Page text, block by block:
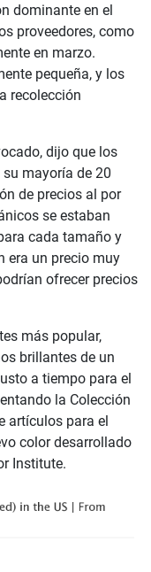
dominante en el
proveedores, como
en marzo.
pequeña, y los
recolección
dijo que los
mayoría de 20
de precios al por
se estaban
cada tamaño y
era un precio muy
ofrecer precios
más popular,
brillantes de un
a tiempo para el
la Colección
artículos para el
color desarrollado
Institute.